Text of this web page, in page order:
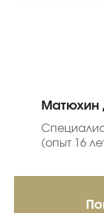
Матюхин
(опыт 16